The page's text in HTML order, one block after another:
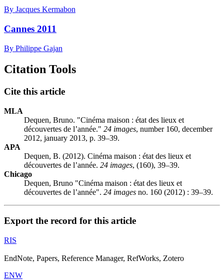
By Jacques Kermabon
Cannes 2011
By Philippe Gajan
Citation Tools
Cite this article
MLA
Dequen, Bruno. "Cinéma maison : état des lieux et
découvertes de l’année." 24 images, number 160, december
2012, january 2013, p. 39–39.
APA
Dequen, B. (2012). Cinéma maison : état des lieux et
découvertes de l’année. 24 images, (160), 39–39.
Chicago
Dequen, Bruno "Cinéma maison : état des lieux et
découvertes de l’année". 24 images no. 160 (2012) : 39–39.
Export the record for this article
RIS
EndNote, Papers, Reference Manager, RefWorks, Zotero
ENW